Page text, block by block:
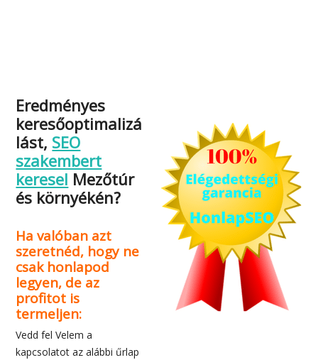
Eredményes
keresőoptimalizá
lást, SEO
szakembert
keresel Mezőtúr
és környékén?
Ha valóban azt
szeretnéd, hogy ne
csak honlapod
legyen, de az
profitot is
termeljen:
Vedd fel Velem a
kapcsolatot az alábbi űrlap